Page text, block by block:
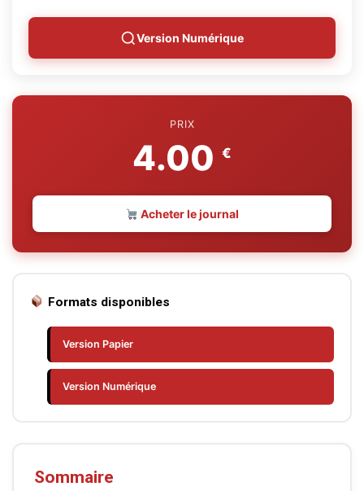
Version Numérique
PRIX
4.00 €
Acheter le journal
Formats disponibles
Version Papier
Version Numérique
Sommaire